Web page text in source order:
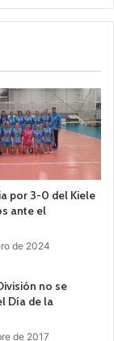
por 3-0 del Kiele
ante el
de 2024
no se
Día de la
de 2017